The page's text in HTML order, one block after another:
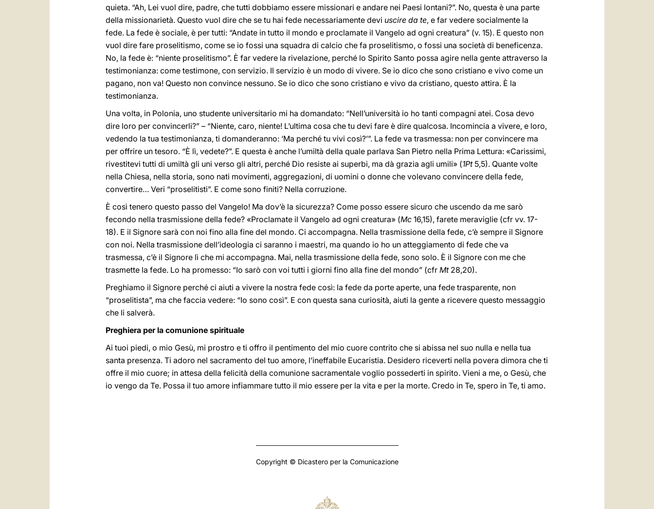
quieta. “Ah, Lei vuol dire, padre, che tutti dobbiamo essere missionari e andare nei Paesi lontani?”. No, questa è una parte
della missionarietà. Questo vuol dire che se tu hai fede necessariamente devi uscire da te, e far vedere socialmente la
fede. La fede è sociale, è per tutti: “Andate in tutto il mondo e proclamate il Vangelo ad ogni creatura” (v. 15). E questo non
vuol dire fare proselitismo, come se io fossi una squadra di calcio che fa proselitismo, o fossi una società di beneficenza.
No, la fede è: “niente proselitismo”. È far vedere la rivelazione, perché lo Spirito Santo possa agire nella gente attraverso la
testimonianza: come testimone, con servizio. Il servizio è un modo di vivere. Se io dico che sono cristiano e vivo come un
pagano, non va! Questo non convince nessuno. Se io dico che sono cristiano e vivo da cristiano, questo attira. È la
testimonianza.
Una volta, in Polonia, uno studente universitario mi ha domandato: “Nell’università io ho tanti compagni atei. Cosa devo
dire loro per convincerli?” – “Niente, caro, niente! L’ultima cosa che tu devi fare è dire qualcosa. Incomincia a vivere, e loro,
vedendo la tua testimonianza, ti domanderanno: ‘Ma perché tu vivi così?’”. La fede va trasmessa: non per convincere ma
per offrire un tesoro. “È lì, vedete?”. E questa è anche l’umiltà della quale parlava San Pietro nella Prima Lettura: «Carissimi,
rivestitevi tutti di umiltà gli uni verso gli altri, perché Dio resiste ai superbi, ma dà grazia agli umili» (1Pt5,5). Quante volte
nella Chiesa, nella storia, sono nati movimenti, aggregazioni, di uomini o donne che volevano convincere della fede,
convertire… Veri “proselitisti”. E come sono finiti? Nella corruzione.
È così tenero questo passo del Vangelo! Ma dov’è la sicurezza? Come posso essere sicuro che uscendo da me sarò
fecondo nella trasmissione della fede? «Proclamate il Vangelo ad ogni creatura» (Mc 16,15), farete meraviglie (cfr vv. 17-
18). E il Signore sarà con noi fino alla fine del mondo. Ci accompagna. Nella trasmissione della fede, c’è sempre il Signore
con noi. Nella trasmissione dell’ideologia ci saranno i maestri, ma quando io ho un atteggiamento di fede che va
trasmessa, c’è il Signore lì che mi accompagna. Mai, nella trasmissione della fede, sono solo. È il Signore con me che
trasmette la fede. Lo ha promesso: “Io sarò con voi tutti i giorni fino alla fine del mondo” (cfr Mt28,20).
Preghiamo il Signore perché ci aiuti a vivere la nostra fede così: la fede da porte aperte, una fede trasparente, non
“proselitista”, ma che faccia vedere: “Io sono così”. E con questa sana curiosità, aiuti la gente a ricevere questo messaggio
che li salverà.
Preghiera per la comunione spirituale
Ai tuoi piedi, o mio Gesù, mi prostro e ti offro il pentimento del mio cuore contrito che si abissa nel suo nulla e nella tua
santa presenza. Ti adoro nel sacramento del tuo amore, l’ineffabile Eucaristia. Desidero riceverti nella povera dimora che ti
offre il mio cuore; in attesa della felicità della comunione sacramentale voglio possederti in spirito. Vieni a me, o Gesù, che
io vengo da Te. Possa il tuo amore infiammare tutto il mio essere per la vita e per la morte. Credo in Te, spero in Te, ti amo.
Copyright © Dicastero per la Comunicazione